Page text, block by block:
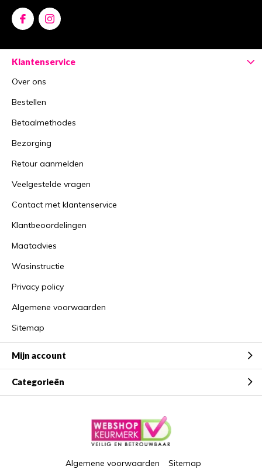
Klantenservice
Over ons
Bestellen
Betaalmethodes
Bezorging
Retour aanmelden
Veelgestelde vragen
Contact met klantenservice
Klantbeoordelingen
Maatadvies
Wasinstructie
Privacy policy
Algemene voorwaarden
Sitemap
Mijn account
Categorieën
Algemene voorwaarden Sitemap